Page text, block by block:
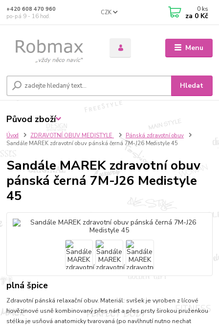
Menu
CZK
Hledat
+420 608 470 960
po-pá 9 - 16 hod.
0 ks
za 0 Kč
Úvod ZDRAVOTNÍ OBUV MEDISTYLE
Pánská zdravotní obuv
Sandále MAREK zdravotní obuv pánská černá 7M-J26 Medistyle 45
Sandále MAREK zdravotní obuv
pánská černá 7M-J26 Medistyle
45
plná špice
Zdravotní pánská relaxační obuv. Materiál: svršek je vyroben z lícové
hovězinové usně kombinovaný přes nárt a přes prsty širokou pruženkou
stélka je usňová anatomicky tvarovaná (po navlhnutí nutno nechat
Původ zboží